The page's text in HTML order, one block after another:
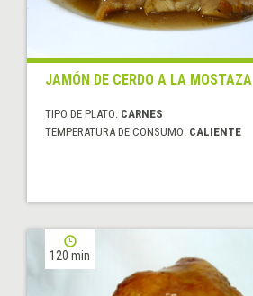
JAMÓN DE CERDO A LA MOSTAZA
TIPO DE PLATO: CARNES
TEMPERATURA DE CONSUMO: CALIENTE
120 min